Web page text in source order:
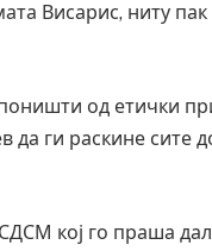
Висарис, ниту
од етички
да ги раскине сите
кој го праша
во ресторан